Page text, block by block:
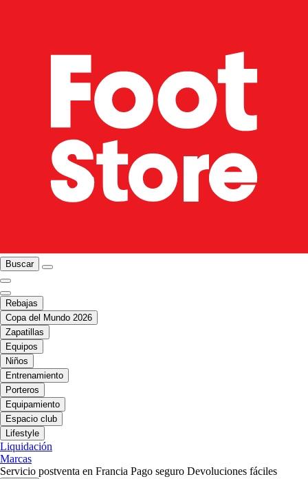
Buscar
Rebajas
Copa del Mundo 2026
Zapatillas
Equipos
Niños
Entrenamiento
Porteros
Equipamiento
Espacio club
Lifestyle
Liquidación
Marcas
Servicio postventa en Francia Pago seguro Devoluciones fáciles